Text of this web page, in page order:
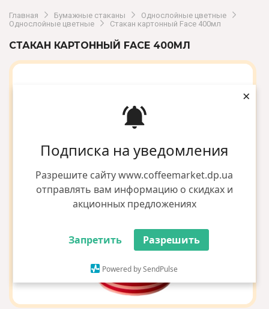
Подписка на уведомления
Разрешите сайту www.coffeemarket.dp.ua
отправлять вам информацию о скидках и
акционных предложениях
Запретить Разрешить
Powered by SendPulse
×
Главная Бумажные стаканы
Однослойные цветные
Однослойные цветные
Стакан картонный Face 400мл
СТАКАН КАРТОННЫЙ FACE 400МЛ